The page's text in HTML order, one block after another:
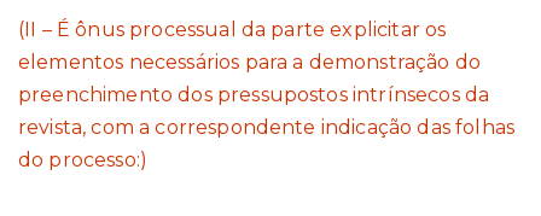
(II – É ônus processual da parte explicitar os
elementos necessários para a demonstração do
preenchimento dos pressupostos intrínsecos da
revista, com a correspondente indicação das folhas
do processo:)